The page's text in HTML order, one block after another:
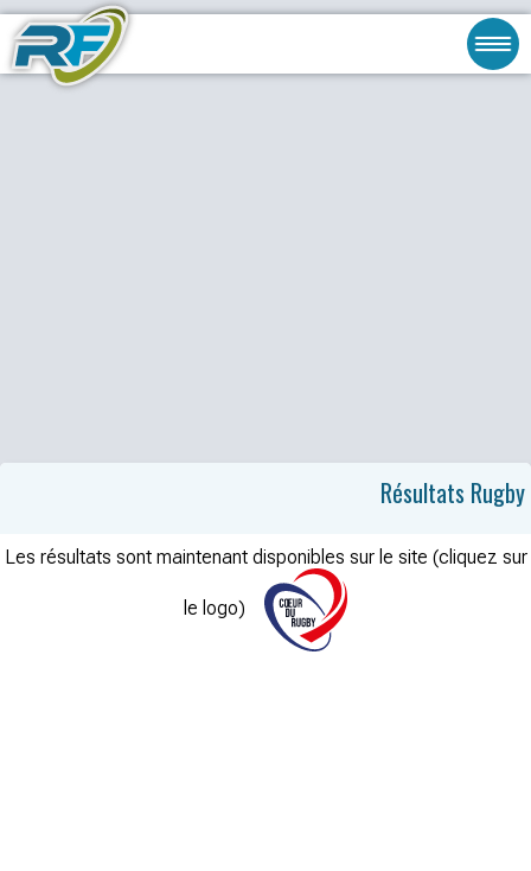
Résultats Rugby
Les résultats sont maintenant disponibles sur le site (cliquez sur
le logo)